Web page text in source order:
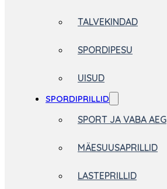
TALVEKINDAD
SPORDIPESU
UISUD
SPORDIPRILLID
SPORT JA VABA AEG
MÄESUUSAPRILLID
LASTEPRILLID